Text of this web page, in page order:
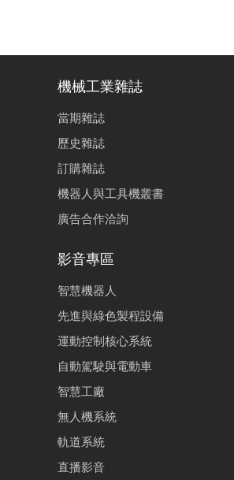
機械工業雜誌
當期雜誌
歷史雜誌
訂購雜誌
機器人與工具機叢書
廣告合作洽詢
影音專區
智慧機器人
先進與綠色製程設備
運動控制核心系統
自動駕駛與電動車
智慧工廠
無人機系統
軌道系統
直播影音